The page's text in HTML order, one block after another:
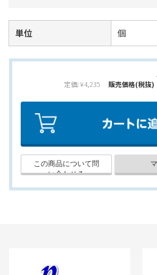
単位 個
定価: ¥4,235 販売価格(税抜)